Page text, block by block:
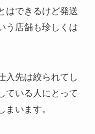
はできるけど発送
う店舗も珍しくは
入先は絞られてし
ている人にとって
います。